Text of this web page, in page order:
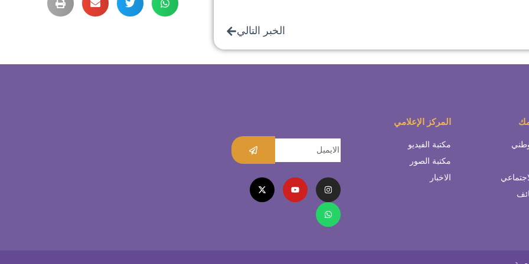
الخبر التالي
المركز الإعلامي
مكتبة الفيديو
مكتبة الصور
الاخبار